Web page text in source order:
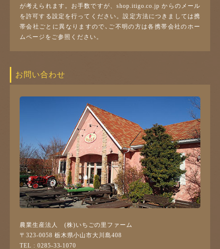
が考えられます。お手数ですが、shop.itigo.co.jp からのメール
を許可する設定を行ってください。設定方法につきましては携
帯会社ごとに異なりますので､ご不明の方は各携帯会社のホー
ムページをご参照ください。
お問い合わせ
農業生産法人 (株)いちごの里ファーム
〒323-0058 栃木県小山市大川島408
TEL : 0285-33-1070